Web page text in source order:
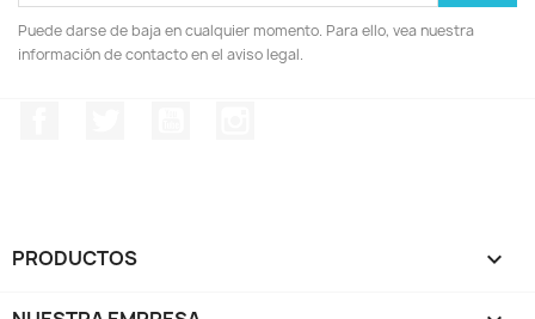
Puede darse de baja en cualquier momento. Para ello, vea nuestra
información de contacto en el aviso legal.
PRODUCTOS 